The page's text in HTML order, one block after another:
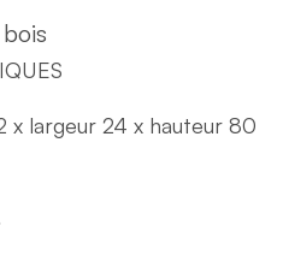
x largeur 24 x hauteur 80